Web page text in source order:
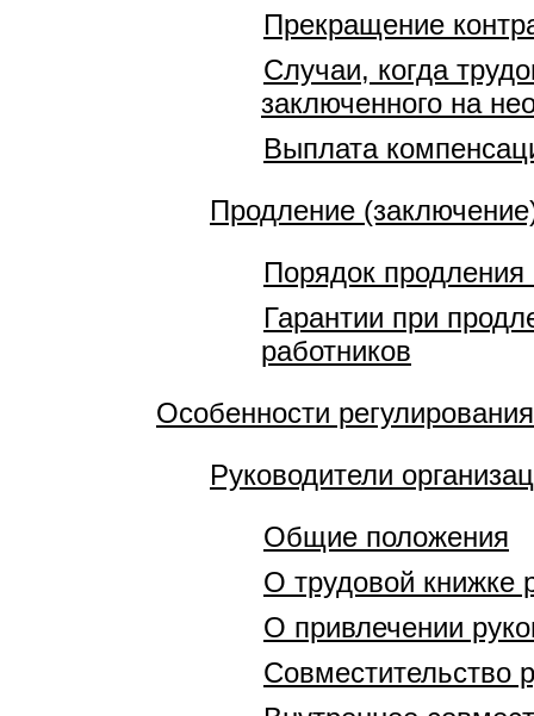
Прекращение
Случаи, когда
заключенного на
Выплата
Продление
Порядок продления
Гарантии при
работников
Особенности
Руководители
Общие положения
О трудовой книжке
О привлечении
Совместительство